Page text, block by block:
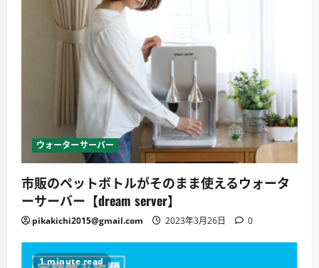
ウォーターサーバー
市販のペットボトルがそのまま使えるウォータ
ーサーバー【dream server】
pikakichi2015@gmail.com 2023年3月26日 0
1 minute read